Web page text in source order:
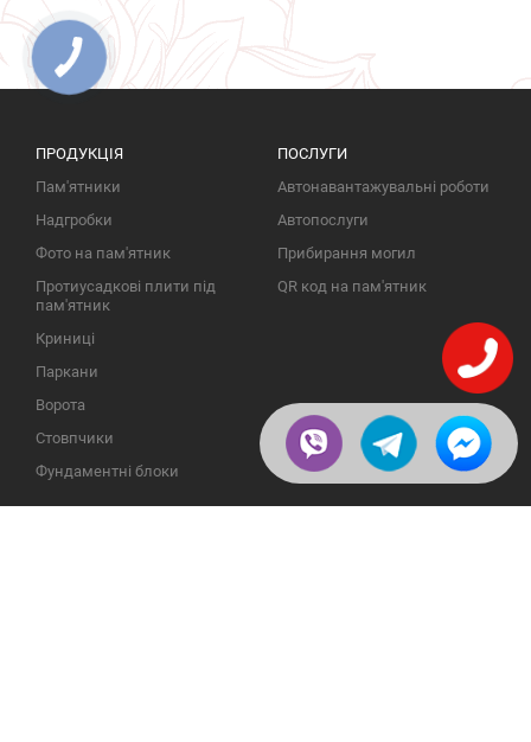
ПРОДУКЦІЯ
Пам'ятники
Надгробки
Фото на пам'ятник
Протиусадкові плити під
пам'ятник
Криниці
Паркани
Ворота
Стовпчики
Фундаментні блоки
ПОСЛУГИ
Автонавантажувальні роботи
Автопослуги
Прибирання могил
QR код на пам'ятник